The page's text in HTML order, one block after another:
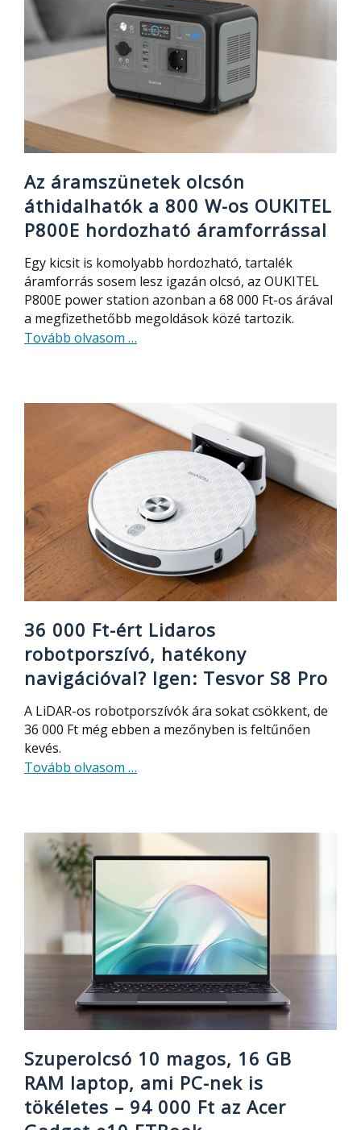
a
OnePlus
Watch
Lite
AMOLED
kijelzővel
GPS-
Az áramszünetek olcsón
áthidalhatók a 800 W-os OUKITEL
P800E hordozható áramforrással
Egy kicsit is komolyabb hordozható, tartalék
áramforrás sosem lesz igazán olcsó, az OUKITEL
P800E power station azonban a 68 000 Ft-os árával
a megfizethetőbb megoldások közé tartozik.
Tovább olvasom about
áthidalhatók
800
OUKITEL
P800E
hordozható
áramforrással
…
36 000 Ft-ért Lidaros
robotporszívó, hatékony
navigációval? Igen: Tesvor S8 Pro
A LiDAR-os robotporszívók ára sokat csökkent, de
36 000 Ft még ebben a mezőnyben is feltűnően
kevés.
Tovább olvasom about
Lidaros
robotporszívó,
hatékony
navigációval?
Igen:
Tesvor
S8
Pro
…
Szuperolcsó 10 magos, 16 GB
RAM laptop, ami PC-nek is
tökéletes – 94 000 Ft az Acer